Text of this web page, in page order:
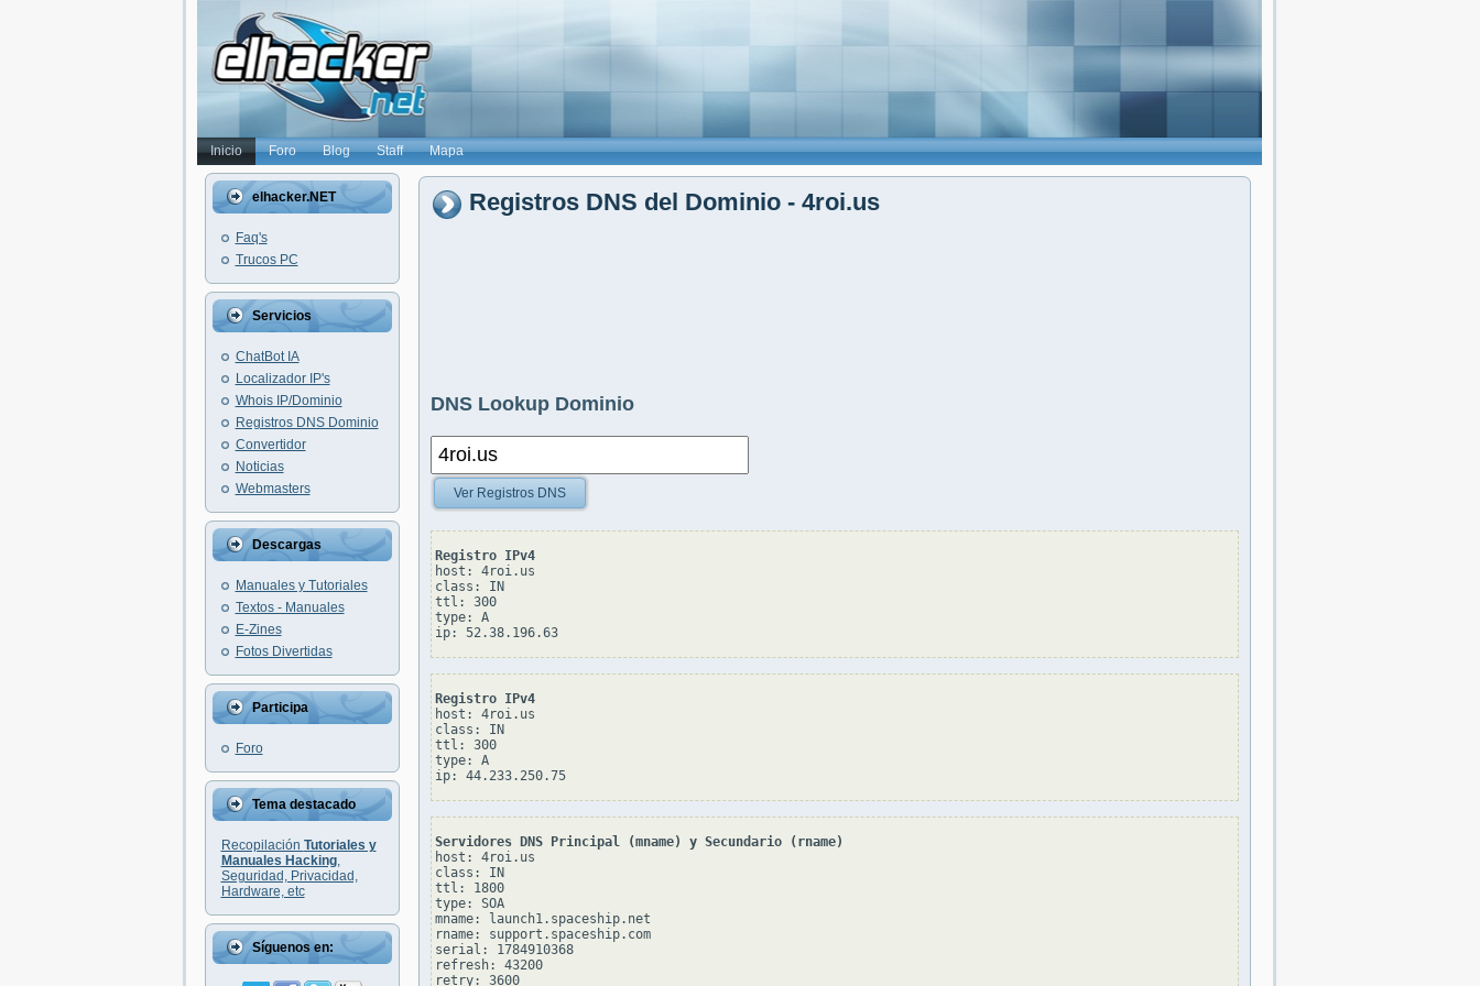
Inicio Foro Blog Staff Mapa
elhacker.NET
Faq's
Trucos PC
Servicios
ChatBot IA
Localizador IP's
Whois IP/Dominio
Registros DNS Dominio
Convertidor
Noticias
Webmasters
Descargas
Manuales y Tutoriales
Textos - Manuales
E-Zines
Fotos Divertidas
Participa
Foro
Tema destacado
Recopilación Tutoriales y
Manuales Hacking,
Seguridad, Privacidad,
Hardware, etc
Síguenos en:
Registros DNS del Dominio - 4roi.us
DNS Lookup Dominio
Ver Registros DNS
Registro IPv4
host: 4roi.us
class: IN
ttl: 300
type: A
ip: 52.38.196.63
Registro IPv4
host: 4roi.us
class: IN
ttl: 300
type: A
ip: 44.233.250.75
Servidores DNS Principal (mname) y Secundario (rname)
host: 4roi.us
class: IN
ttl: 1800
type: SOA
mname: launch1.spaceship.net
rname: support.spaceship.com
serial: 1784910368
refresh: 43200
retry: 3600